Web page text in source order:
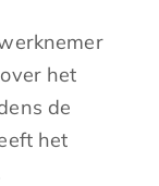
het
de
het